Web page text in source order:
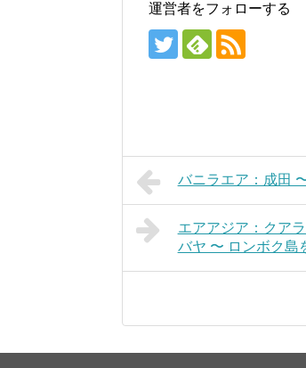
運営者をフォローする
バニラエア：成田
エアアジア：クア
バヤ 〜 ロンボク島